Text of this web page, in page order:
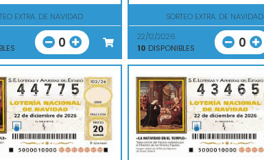
EXTRA. DE NAVIDAD
0
SORTEO EXTRA. DE NAVIDAD
22/12/2026
10 DISPONIBLES 0